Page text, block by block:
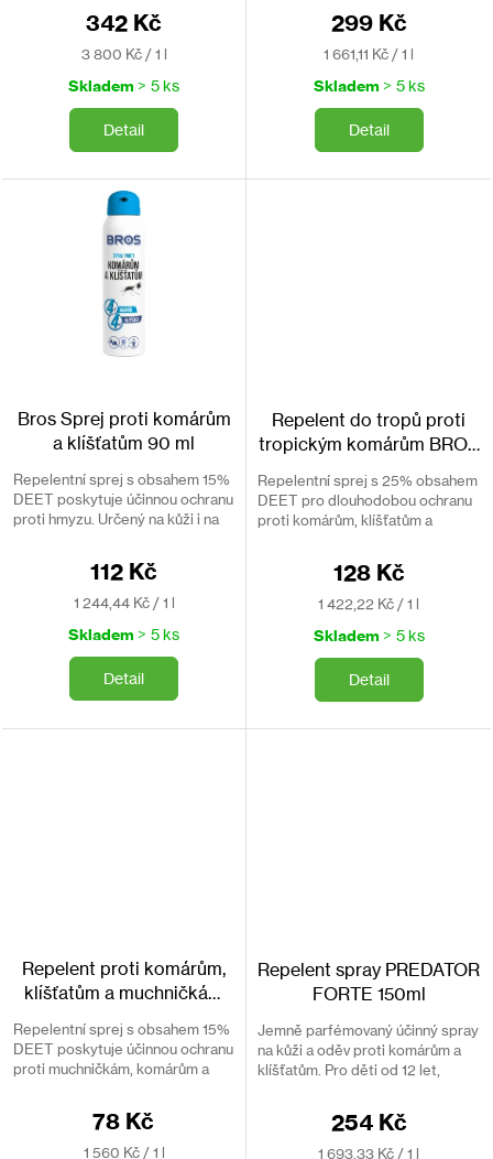
342 Kč
Měrná
3 800 Kč / 1 l
Skladem > 5 ks
Detail
vodě. Ochrana až 12 hodin.
299 Kč
Měrná
1 661,11 Kč / 1 l
Skladem > 5 ks
Detail
Bros Sprej proti komárům
a klíšťatům 90 ml
Repelentní sprej s obsahem 15%
DEET poskytuje účinnou ochranu
proti hmyzu. Určený na kůži i na
112 Kč
Měrná
1 244,44 Kč / 1 l
Skladem > 5 ks
Detail
Repelent do tropů proti
tropickým komárům BROS
Repelentní sprej s 25% obsahem
DEET pro dlouhodobou ochranu
proti komárům, klíšťatům a
128 Kč
Měrná
1 422,22 Kč / 1 l
Skladem > 5 ks
Detail
Repelent proti komárům,
klíšťatům a muchničkám
Repelentní sprej s obsahem 15%
DEET poskytuje účinnou ochranu
proti muchničkám, komárům a
78 Kč
Měrná
1 560 Kč / 1 l
Repelent spray PREDATOR
FORTE 150ml
Jemně parfémovaný účinný spray
na kůži a oděv proti komárům a
klíšťatům. Pro děti od 12 let,
254 Kč
Měrná
1 693,33 Kč / 1 l